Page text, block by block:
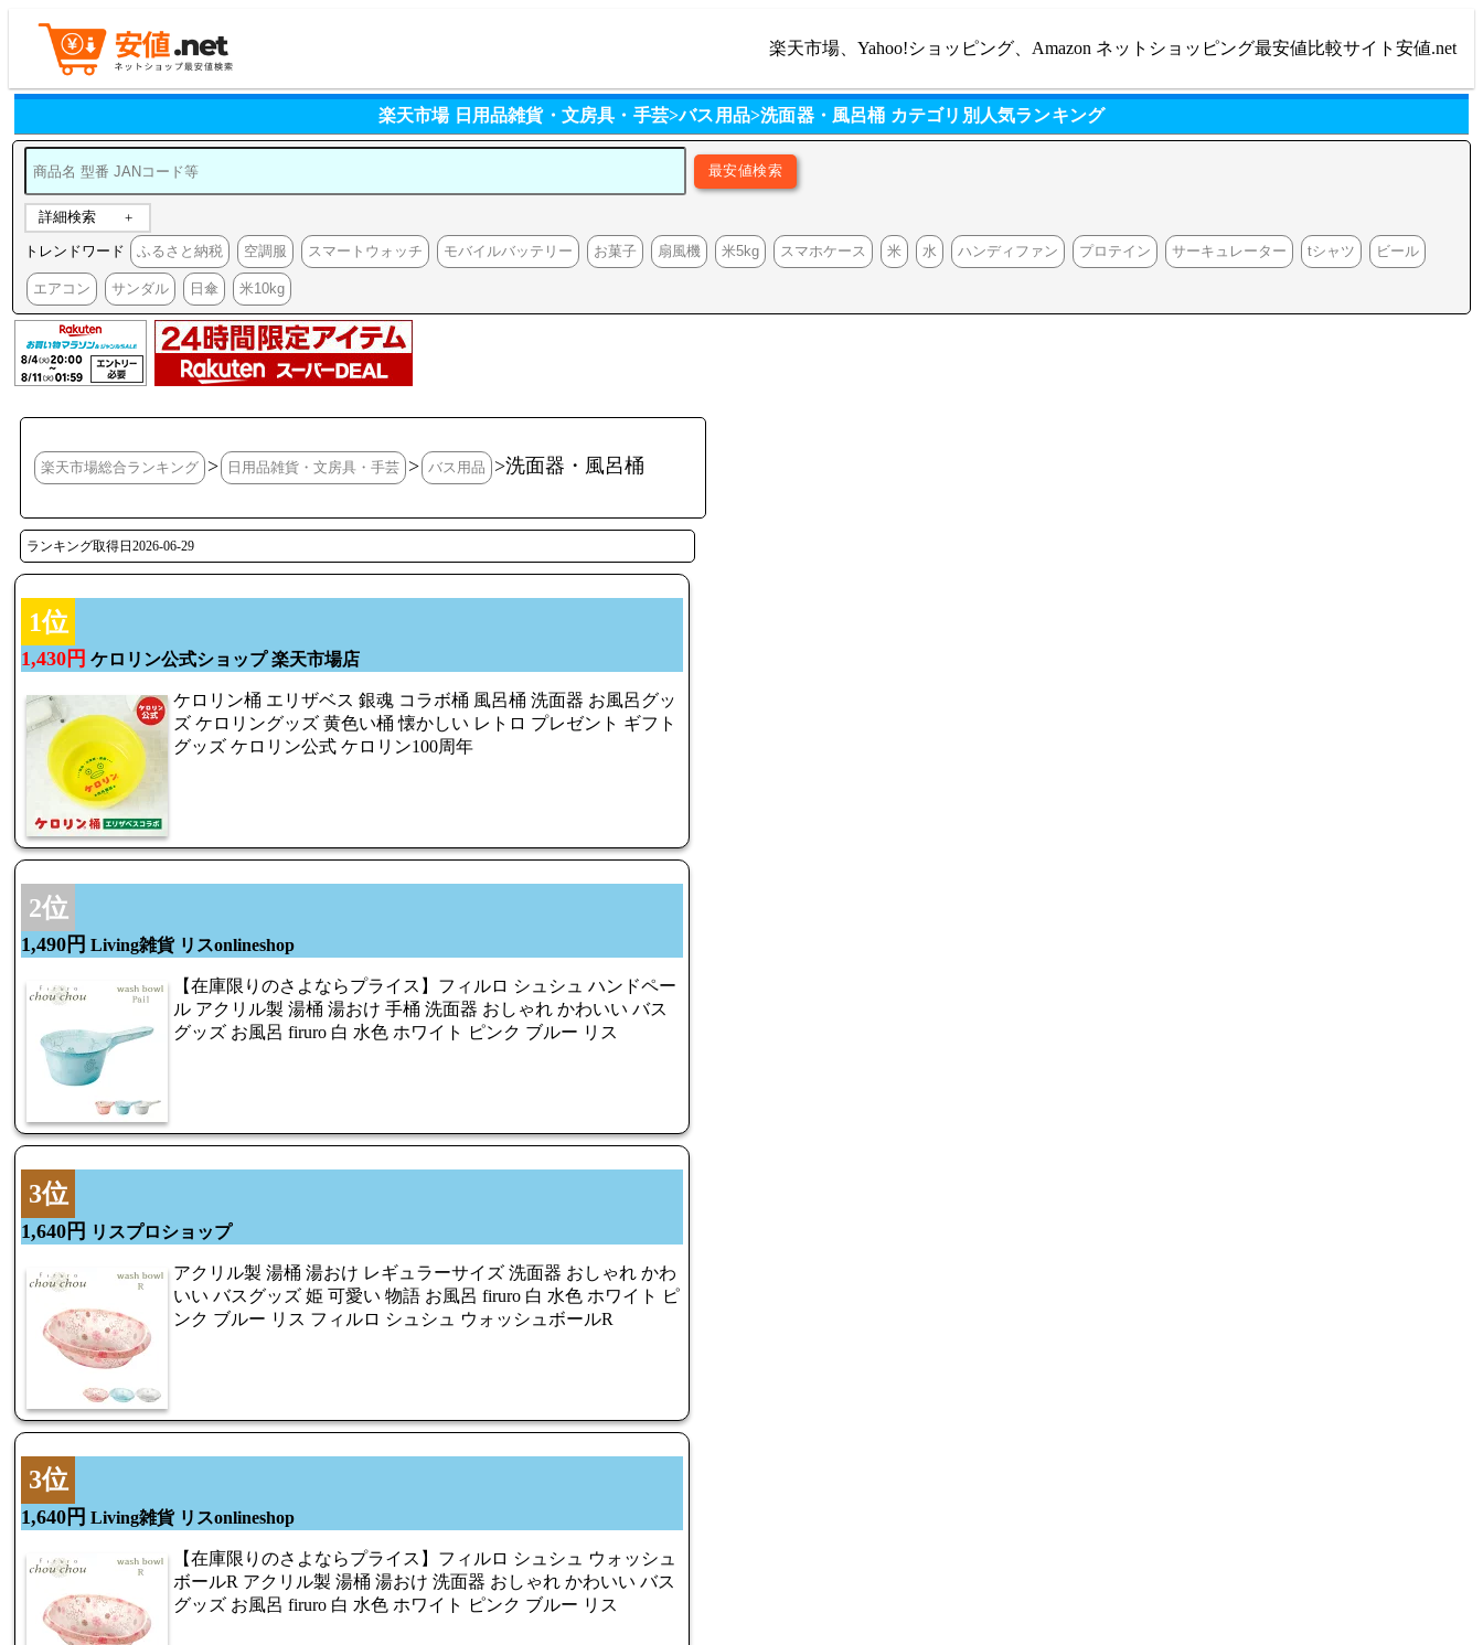
楽天市場、Yahoo!ショッピング、Amazon ネットショッピング最安値比較サイト安値.net
楽天市場 日用品雑貨・文房具・手芸>バス用品>洗面器・風呂桶 カテゴリ別人気ランキング
詳細検索
トレンドワード ふるさと納税 空調服 スマートウォッチ モバイルバッテリー お菓子 扇風機 米5kg スマホケース 米 水 ハンディファン プロテイン サーキュレーター tシャツ ビール
エアコン サンダル 日傘 米10kg
楽天市場総合ランキング > 日用品雑貨・文房具・手芸 > バス用品 >洗面器・風呂桶
ランキング取得日2026-06-29
1位
1,430円 ケロリン公式ショップ 楽天市場店
ケロリン桶 エリザベス 銀魂 コラボ桶 風呂桶 洗面器 お風呂グッ
ズ ケロリングッズ 黄色い桶 懐かしい レトロ プレゼント ギフト
グッズ ケロリン公式 ケロリン100周年
2位
1,490円 Living雑貨 リスonlineshop
【在庫限りのさよならプライス】フィルロ シュシュ ハンドペー
ル アクリル製 湯桶 湯おけ 手桶 洗面器 おしゃれ かわいい バス
グッズ お風呂 firuro 白 水色 ホワイト ピンク ブルー リス
3位
1,640円 リスプロショップ
アクリル製 湯桶 湯おけ レギュラーサイズ 洗面器 おしゃれ かわ
いい バスグッズ 姫 可愛い 物語 お風呂 firuro 白 水色 ホワイト ピ
ンク ブルー リス フィルロ シュシュ ウォッシュボールR
3位
1,640円 Living雑貨 リスonlineshop
【在庫限りのさよならプライス】フィルロ シュシュ ウォッシュ
ボールR アクリル製 湯桶 湯おけ 洗面器 おしゃれ かわいい バス
グッズ お風呂 firuro 白 水色 ホワイト ピンク ブルー リス